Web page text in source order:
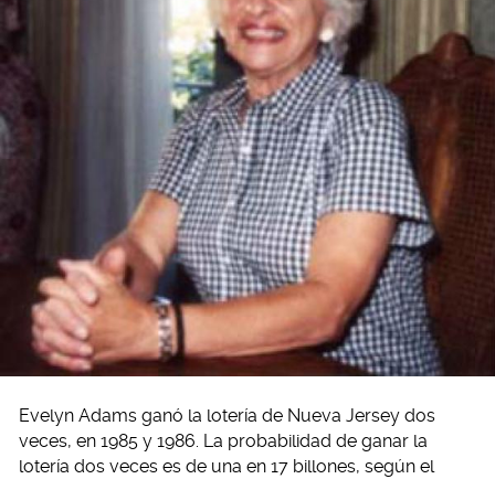
Evelyn Adams ganó la lotería de Nueva Jersey dos
veces, en 1985 y 1986. La probabilidad de ganar la
lotería dos veces es de una en 17 billones, según el